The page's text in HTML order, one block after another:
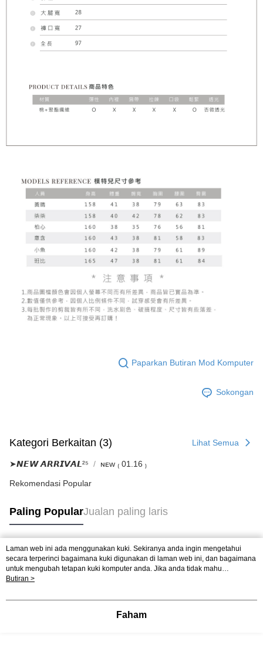
Paparkan Butiran Mod Komputer
Sokongan
Kategori Berkaitan (3) Lihat Semua
➤𝙉𝙀𝙒 𝘼𝙍𝙍𝙄𝙑𝘼𝙇²⁵ ɴᴇᴡ ₍ 01.16 ₎
Rekomendasi Popular
Paling PopularJualan paling laris
Tag Popular
Laman web ini ada menggunakan kuki. Sekiranya anda ingin mengetahui
secara terperinci bagaimana kuki digunakan di laman web ini, dan bagaimana
untuk mengubah tetapan kuki komputer anda. Jika anda tidak mahu
menggunakan kuki di komputer anda, sila rujuk penerangan mengenai kuki.
mengetahui secara terperinci bagaimana kuki digunakan di laman web ini,
mahu menggunakan kuki di komputer anda, sila rujuk penerangan mengenai
Butiran >
Faham